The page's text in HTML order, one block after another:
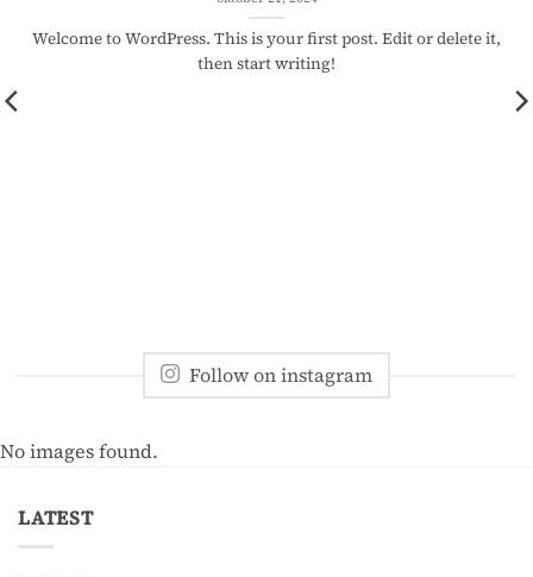
Welcome to WordPress. This is your first post. Edit or delete it,
then start writing!
Follow on instagram
No images found.
LATEST